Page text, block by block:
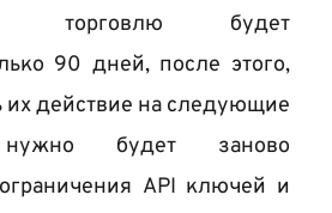
торговлю будет
90 дней, после этого,
их действие на следующие
будет заново
API ключей и